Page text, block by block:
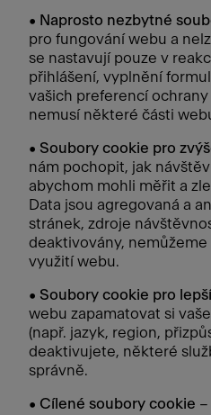
• Naprosto nezbytné
pro fungování webu a
se nastavují pouze v
přihlášení, vyplnění
vašich preferencí
nemusí některé části
• Soubory cookie pro
nám pochopit, jak
abychom mohli měřit a
Data jsou agregovaná a
stránek, zdroje
deaktivovány,
využití webu.
• Soubory cookie pro
webu zapamatovat si
(např. jazyk, region,
deaktivujete, některé
správně.
• Cílené soubory cookie